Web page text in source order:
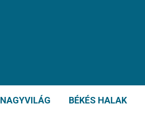
NAGYVILÁG BÉKÉS HALAK